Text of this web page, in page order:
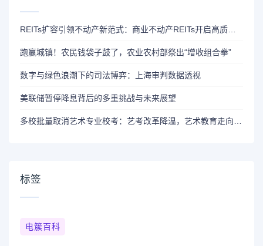
跑赢城镇！农民钱袋子鼓了，农业农村部祭出“增收组合拳”
数字与绿色浪潮下的司法博弈：上海审判数据透视
美联储暂停降息背后的多重挑战与未来展望
标签
电簇百科